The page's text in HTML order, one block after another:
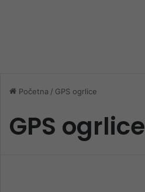
Početna / GPS ogrlice
GPS ogrlice